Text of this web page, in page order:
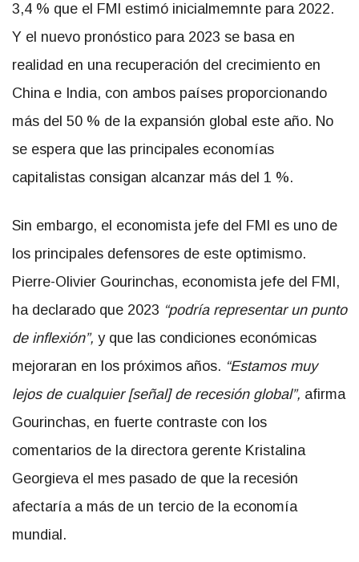
3,4 % que el FMI estimó inicialmemnte para 2022.
Y el nuevo pronóstico para 2023 se basa en
realidad en una recuperación del crecimiento en
China e India, con ambos países proporcionando
más del 50 % de la expansión global este año. No
se espera que las principales economías
capitalistas consigan alcanzar más del 1 %.
Sin embargo, el economista jefe del FMI es uno de
los principales defensores de este optimismo.
Pierre-Olivier Gourinchas, economista jefe del FMI,
ha declarado que 2023 “podría representar un punto
de inflexión”, y que las condiciones económicas
mejoraran en los próximos años. “Estamos muy
lejos de cualquier [señal] de recesión global”, afirma
Gourinchas, en fuerte contraste con los
comentarios de la directora gerente Kristalina
Georgieva el mes pasado de que la recesión
afectaría a más de un tercio de la economía
mundial.